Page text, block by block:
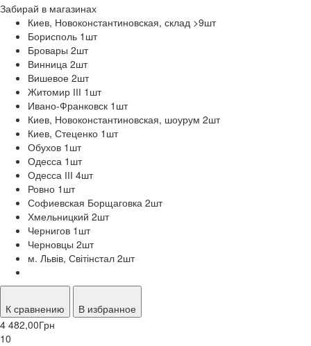
Забирай в магазинах
Киев, Новоконстантиновская, склад >9шт
Борисполь 1 шт
Бровары 2шт
Винница 2шт
Вишевое 2шт
Житомир ІІІ 1 шт
Ивано-Франковск 1 шт
Киев, Новоконстантиновская, шоурум 2шт
Киев, Стеценко 1 шт
Обухов 1 шт
Одесса 1 шт
Одесса ІІІ 4шт
Ровно 1 шт
Софиевская Борщаговка 2шт
Хмельницкий 2шт
Чернигов 1 шт
Черновцы 2шт
м. Львів, Світінстал 2шт
К сравнению
В избранное
4 482,00Грн
10